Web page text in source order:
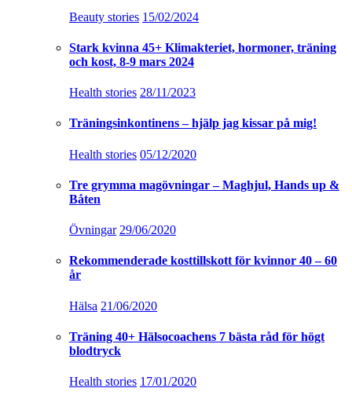
Beauty stories 15/02/2024
Stark kvinna 45+ Klimakteriet, hormoner, träning
och kost, 8-9 mars 2024
Health stories 28/11/2023
Träningsinkontinens – hjälp jag kissar på mig!
Health stories 05/12/2020
Tre grymma magövningar – Maghjul, Hands up &
Båten
Övningar 29/06/2020
Rekommenderade kosttillskott för kvinnor 40 – 60
år
Hälsa 21/06/2020
Träning 40+ Hälsocoachens 7 bästa råd för högt
blodtryck
Health stories 17/01/2020